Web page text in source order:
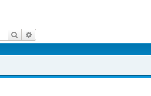
Suche